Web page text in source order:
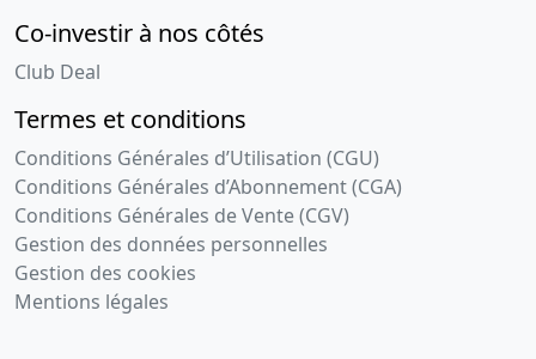
Co-investir à nos côtés
Club Deal
Termes et conditions
Conditions Générales d’Utilisation (CGU)
Conditions Générales d’Abonnement (CGA)
Conditions Générales de Vente (CGV)
Gestion des données personnelles
Gestion des cookies
Mentions légales